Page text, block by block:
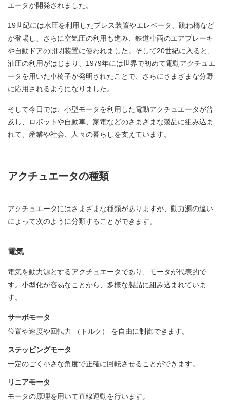
エータが開発されました。
19世紀には水圧を利用したプレス装置やエレベータ、跳ね橋など
が登場し、さらに空気圧の利用も進み、鉄道車両のエアブレーキ
や自動ドアの開閉装置に使われました。そして20世紀に入ると、
油圧の利用がはじまり、1979年には世界で初めて電動アクチュエ
ータを用いた車椅子が発明されたことで、さらにさまざまな分野
に応用されるようになりました。
そして今日では、小型モータを利用した電動アクチュエータが普
及し、ロボットや自動車、家電などのさまざまな製品に組み込ま
れて、産業や社会、人々の暮らしを支えています。
アクチュエータの種類
アクチュエータにはさまざまな種類がありますが、動力源の違い
によって次のように分類することができます。
電気
電気を動力源とするアクチュエータであり、モータが代表的で
す。小型化が容易なことから、多様な製品に組み込まれていま
す。
サーボモータ
位置や速度や回転力 （トルク） を自由に制御できます。
ステッピングモータ
一定のごく小さな角度で正確に回転させることができます。
リニアモータ
モータの原理を用いて直線運動を行います。